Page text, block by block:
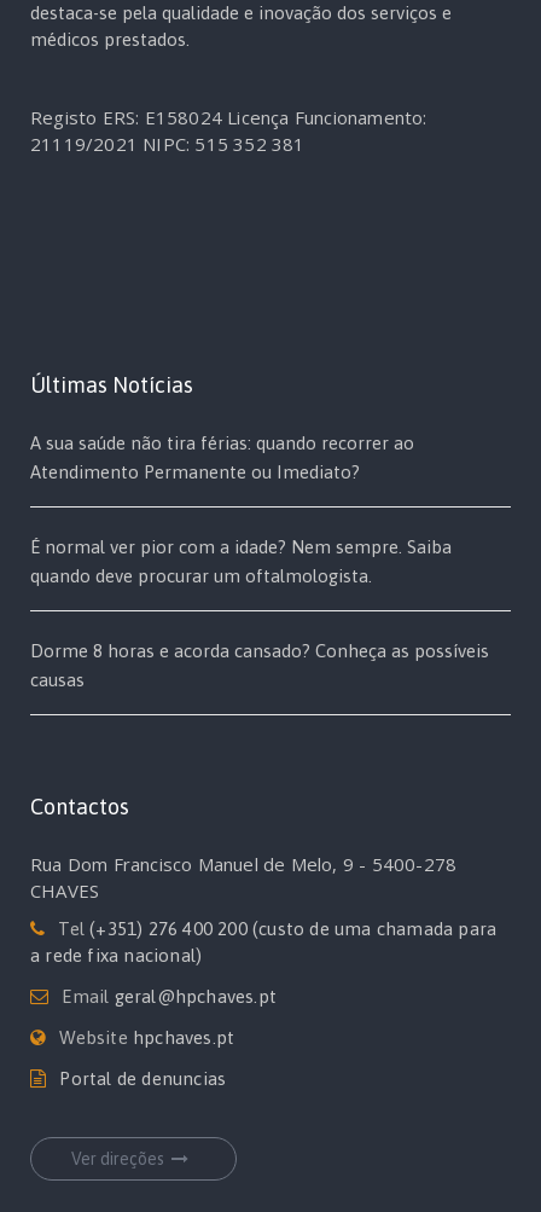
destaca-se pela qualidade e inovação dos serviços e
médicos prestados.
Registo ERS: E158024 Licença Funcionamento:
21119/2021 NIPC: 515 352 381
Últimas Notícias
A sua saúde não tira férias: quando recorrer ao
Atendimento Permanente ou Imediato?
É normal ver pior com a idade? Nem sempre. Saiba
quando deve procurar um oftalmologista.
Dorme 8 horas e acorda cansado? Conheça as possíveis
causas
Contactos
Rua Dom Francisco Manuel de Melo, 9 - 5400-278
CHAVES
Tel(+351) 276 400 200 (custo de uma chamada para
a rede fixa nacional)
Email geral@hpchaves.pt
Website hpchaves.pt
Portal de denuncias
Ver direções